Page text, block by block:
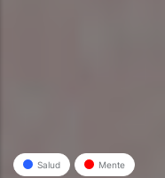
Salud Mente